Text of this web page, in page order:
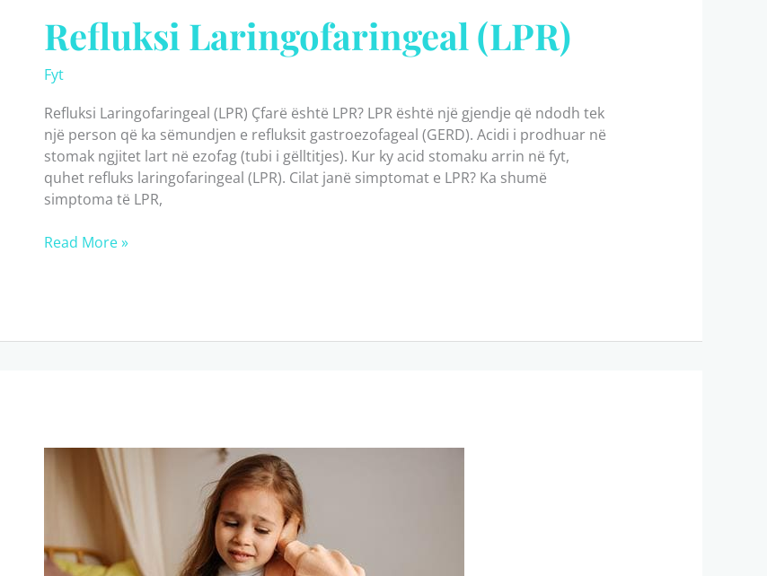
Refluksi Laringofaringeal (LPR)
Fyt
Refluksi Laringofaringeal (LPR) Çfarë është LPR? LPR është një gjendje që ndodh tek
një person që ka sëmundjen e refluksit gastroezofageal (GERD). Acidi i prodhuar në
stomak ngjitet lart në ezofag (tubi i gëlltitjes). Kur ky acid stomaku arrin në fyt,
quhet refluks laringofaringeal (LPR). Cilat janë simptomat e LPR? Ka shumë
simptoma të LPR,
Refluksi
Read More »